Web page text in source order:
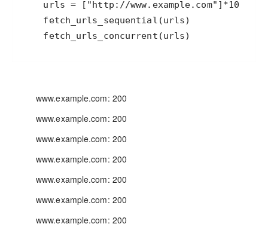
urls = [ "http://www.example.com" ] *10
fetch_urls_sequential (urls
fetch_urls_concurrent (urls)
www.example.com: 200
www.example.com: 200
www.example.com: 200
www.example.com: 200
www.example.com: 200
www.example.com: 200
www.example.com: 200